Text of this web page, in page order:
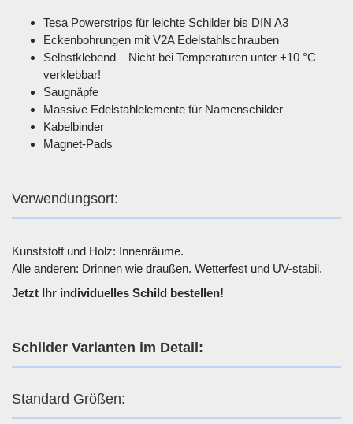
Tesa Powerstrips für leichte Schilder bis DIN A3
Eckenbohrungen mit V2A Edelstahlschrauben
Selbstklebend – Nicht bei Temperaturen unter +10 °C
verklebbar!
Saugnäpfe
Massive Edelstahlelemente für Namenschilder
Kabelbinder
Magnet-Pads
Verwendungsort:
Kunststoff und Holz: Innenräume.
Alle anderen: Drinnen wie draußen. Wetterfest und UV-stabil.
Jetzt Ihr individuelles Schild bestellen!
Schilder Varianten im Detail:
Standard Größen: